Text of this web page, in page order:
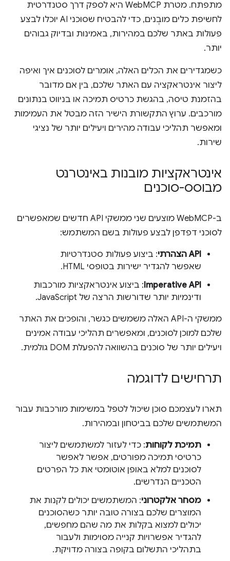
מתפתח. מטרת WebMCP היא לספק דרך סטנדרטית
לחשיפת כלים מובְנים, כדי להבטיח שסוכני AI יוכלו לבצע
פעולות באתר שלכם במהירות, באמינות ובדיוק גבוהים
יותר.
כשמגדירים את הכלים האלה, אומרים לסוכנים איך ואיפה
ליצור אינטראקציה עם האתר שלכם, בין אם מדובר
בהזמנת טיסה, בהגשת כרטיס תמיכה או בניווט בנתונים
מורכבים. ערוץ התקשורת הישיר הזה מבטל את העמימות
ומאפשר תהליכי עבודה מהירים ויעילים יותר של נציגי
שירות.
אינטראקציות מובנות באינטרנט
מבוסס-סוכנים
ב-WebMCP מוצעים שני ממשקי API חדשים שמאפשרים
לסוכני דפדפן לבצע פעולות בשם המשתמש:
API הצהרתי
: ביצוע פעולות סטנדרטיות
שאפשר להגדיר ישירות בטופסי HTML.
Imperative API: ביצוע אינטראקציות מורכבות
ודינמיות יותר שדורשות הרצה של JavaScript.
ממשקי ה-API האלה משמשים כגשר, והופכים את האתר
שלכם למוכן לסוכנים, ומאפשרים תהליכי עבודה אמינים
ויעילים יותר של סוכנים בהשוואה להפעלת DOM גולמית.
תרחישים לדוגמה
תארו לעצמכם סוכן שיכול לטפל במשימות מורכבות עבור
המשתמשים שלכם בביטחון ובמהירות.
תמיכת לקוחות: כדי לעזור למשתמשים ליצור
כרטיסי תמיכה מפורטים, אפשר לאפשר
לסוכנים למלא באופן אוטומטי את כל הפרטים
הטכניים הנדרשים.
מסחר אלקטרוני: המשתמשים יכולים לקנות את
המוצרים שלכם בצורה טובה יותר כשהסוכנים
יכולים למצוא בקלות את מה שהם מחפשים,
להגדיר אפשרויות קנייה מסוימות ולעבור
בתהליכי התשלום בקופה בצורה מדויקת.